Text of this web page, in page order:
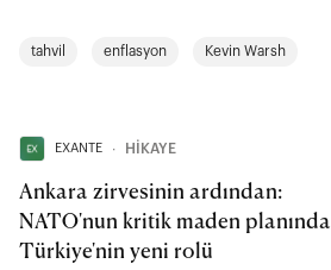
vadeli risk primi yeniden fiyatlanmış durumda.
tahvil enflasyon Kevin Warsh
EXANTE ∙ HİKAYE
Ankara zirvesinin ardından:
NATO'nun kritik maden planında
Türkiye'nin yeni rolü